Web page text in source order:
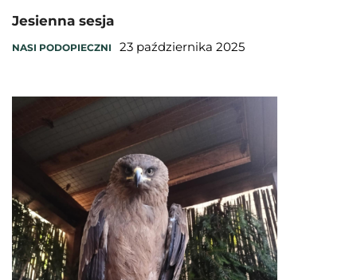
Jesienna sesja
NASI PODOPIECZNI 23 października 2025